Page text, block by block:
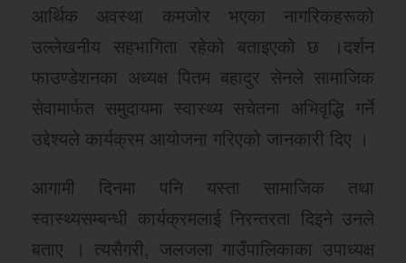
आर्थिक अवस्था कमजोर भएका नागरिकहरूको
उल्लेखनीय सहभागिता रहेको बताइएको छ ।दर्शन
फाउण्डेशनका अध्यक्ष पितम बहादुर सेनले सामाजिक
सेवामार्फत समुदायमा स्वास्थ्य सचेतना अभिवृद्धि गर्ने
उद्देश्यले कार्यक्रम आयोजना गरिएको जानकारी दिए ।
आगामी दिनमा पनि यस्ता सामाजिक तथा
स्वास्थ्यसम्बन्धी कार्यक्रमलाई निरन्तरता दिइने उनले
बताए । त्यसैगरी, जलजला गाउँपालिकाका उपाध्यक्ष